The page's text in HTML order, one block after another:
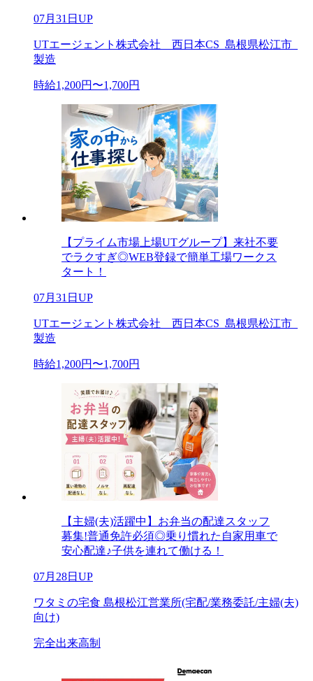
07月31日UP
UTエージェント株式会社 西日本CS_島根県松江市_
製造
時給1,200円〜1,700円
【プライム市場上場UTグループ】来社不要
でラクすぎ◎WEB登録で簡単工場ワークス
タート！
07月31日UP
UTエージェント株式会社 西日本CS_島根県松江市_
製造
時給1,200円〜1,700円
【主婦(夫)活躍中】お弁当の配達スタッフ
募集!普通免許必須◎乗り慣れた自家用車で
安心配達♪子供を連れて働ける！
07月28日UP
ワタミの宅食 島根松江営業所(宅配/業務委託/主婦(夫)
向け)
完全出来高制